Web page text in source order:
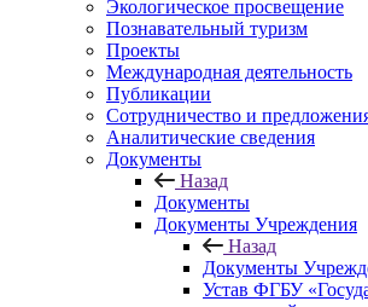
Экологическое просвещение
Познавательный туризм
Проекты
Международная деятельность
Публикации
Сотрудничество и
Аналитические сведения
Документы
Назад
Документы
Документы Учреждения
Назад
Документы
Устав ФГБУ